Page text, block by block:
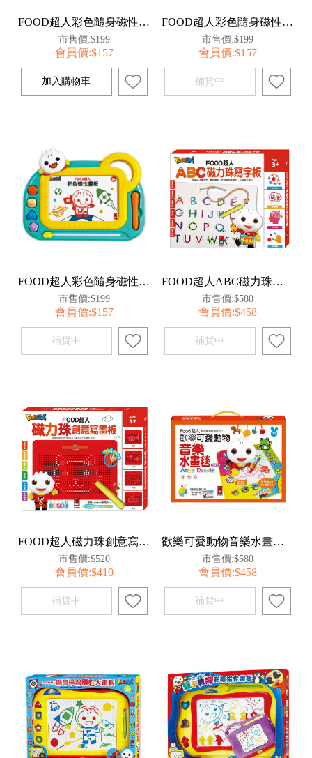
FOOD超人彩色隨身磁性畫板(粉色)
市售價:$199
會員價:$157
FOOD超人彩色隨身磁性畫板(黃色)
市售價:$199
會員價:$157
FOOD超人彩色隨身磁性畫板(綠色)
市售價:$199
會員價:$157
FOOD超人ABC磁力珠寫字板
市售價:$580
會員價:$458
FOOD超人磁力珠創意寫畫板
市售價:$520
會員價:$410
歡樂可愛動物音樂水畫毯*新版*-FOOD超人
市售價:$580
會員價:$458